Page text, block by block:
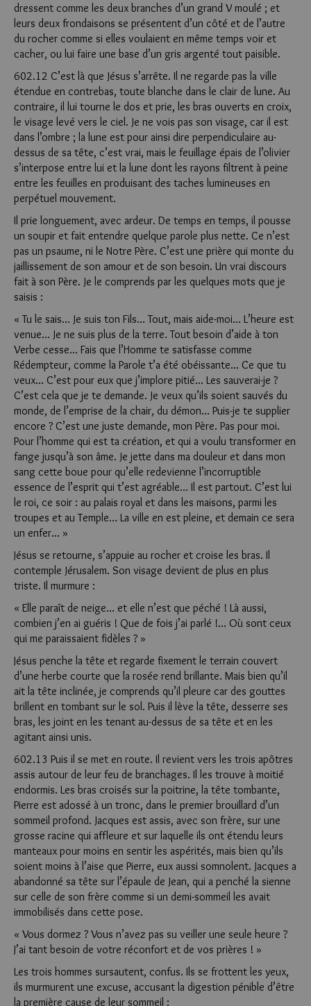
dressent comme les deux branches d’un grand V moulé ; et
leurs deux frondaisons se présentent d’un côté et de l’autre
du rocher comme si elles voulaient en même temps voir et
cacher, ou lui faire une base d’un gris argenté tout paisible.
602.12 C’est là que Jésus s’arrête. Il ne regarde pas la ville
étendue en contrebas, toute blanche dans le clair de lune. Au
contraire, il lui tourne le dos et prie, les bras ouverts en croix,
le visage levé vers le ciel. Je ne vois pas son visage, car il est
dans l’ombre ; la lune est pour ainsi dire perpendiculaire au-
dessus de sa tête, c’est vrai, mais le feuillage épais de l’olivier
s’interpose entre lui et la lune dont les rayons filtrent à peine
entre les feuilles en produisant des taches lumineuses en
perpétuel mouvement.
Il prie longuement, avec ardeur. De temps en temps, il pousse
un soupir et fait entendre quelque parole plus nette. Ce n’est
pas un psaume, ni le Notre Père. C’est une prière qui monte du
jaillissement de son amour et de son besoin. Un vrai discours
fait à son Père. Je le comprends par les quelques mots que je
saisis :
« Tu le sais… Je suis ton Fils… Tout, mais aide-moi… L’heure est
venue… Je ne suis plus de la terre. Tout besoin d’aide à ton
Verbe cesse… Fais que l’Homme te satisfasse comme
Rédempteur, comme la Parole t’a été obéissante… Ce que tu
veux… C’est pour eux que j’implore pitié… Les sauverai-je ?
C’est cela que je te demande. Je veux qu’ils soient sauvés du
monde, de l’emprise de la chair, du démon… Puis-je te supplier
encore ? C’est une juste demande, mon Père. Pas pour moi.
Pour l’homme qui est ta création, et qui a voulu transformer en
fange jusqu’à son âme. Je jette dans ma douleur et dans mon
sang cette boue pour qu’elle redevienne l’incorruptible
essence de l’esprit qui t’est agréable… Il est partout. C’est lui
le roi, ce soir : au palais royal et dans les maisons, parmi les
troupes et au Temple… La ville en est pleine, et demain ce sera
un enfer… »
Jésus se retourne, s’appuie au rocher et croise les bras. Il
contemple Jérusalem. Son visage devient de plus en plus
triste. Il murmure :
« Elle paraît de neige… et elle n’est que péché ! Là aussi,
combien j’en ai guéris ! Que de fois j’ai parlé !… Où sont ceux
qui me paraissaient fidèles ? »
Jésus penche la tête et regarde fixement le terrain couvert
d’une herbe courte que la rosée rend brillante. Mais bien qu’il
ait la tête inclinée, je comprends qu’il pleure car des gouttes
brillent en tombant sur le sol. Puis il lève la tête, desserre ses
bras, les joint en les tenant au-dessus de sa tête et en les
agitant ainsi unis.
602.13 Puis il se met en route. Il revient vers les trois apôtres
assis autour de leur feu de branchages. Il les trouve à moitié
endormis. Les bras croisés sur la poitrine, la tête tombante,
Pierre est adossé à un tronc, dans le premier brouillard d’un
sommeil profond. Jacques est assis, avec son frère, sur une
grosse racine qui affleure et sur laquelle ils ont étendu leurs
manteaux pour moins en sentir les aspérités, mais bien qu’ils
soient moins à l’aise que Pierre, eux aussi somnolent. Jacques a
abandonné sa tête sur l’épaule de Jean, qui a penché la sienne
sur celle de son frère comme si un demi-sommeil les avait
immobilisés dans cette pose.
« Vous dormez ? Vous n’avez pas su veiller une seule heure ?
J’ai tant besoin de votre réconfort et de vos prières ! »
Les trois hommes sursautent, confus. Ils se frottent les yeux,
ils murmurent une excuse, accusant la digestion pénible d’être
la première cause de leur sommeil :